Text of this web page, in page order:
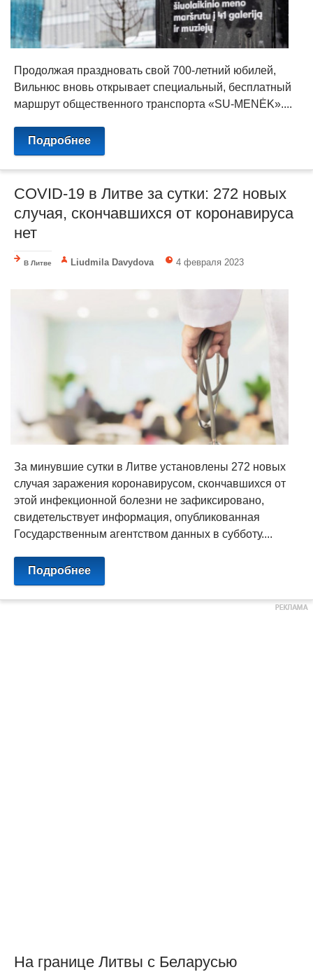
Продолжая праздновать свой 700-летний юбилей,
Вильнюс вновь открывает специальный, бесплатный
маршрут общественного транспорта «SU-MENĖK»....
Подробнее
COVID-19 в Литве за сутки: 272 новых
случая, скончавшихся от коронавируса
нет
В Литве Liudmila Davydova 4 февраля 2023
За минувшие сутки в Литве установлены 272 новых
случая заражения коронавирусом, скончавшихся от
этой инфекционной болезни не зафиксировано,
свидетельствует информация, опубликованная
Государственным агентством данных в субботу....
Подробнее
На границе Литвы с Беларусью